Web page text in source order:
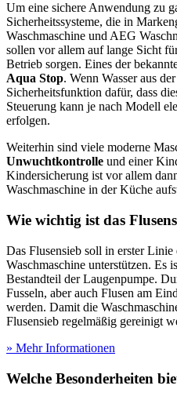
Um eine sichere Anwendung zu
Sicherheitssysteme, die in
Waschmaschine und AEG
sollen vor allem auf lange Sicht
Betrieb sorgen. Eines der
Aqua Stop. Wenn Wasser aus
Sicherheitsfunktion dafür, dass
Steuerung kann je nach Modell
erfolgen.
Weiterhin sind viele moderne
Unwuchtkontrolle und einer
Kindersicherung ist vor allem
Waschmaschine in der Küche
Wie wichtig ist das
Das Flusensieb soll in erster Linie
Waschmaschine unterstützen. Es
Bestandteil der Laugenpumpe.
Fusseln, aber auch Flusen am
werden. Damit die
Flusensieb regelmäßig gereinigt
» Mehr Informationen
Welche Besonderheiten